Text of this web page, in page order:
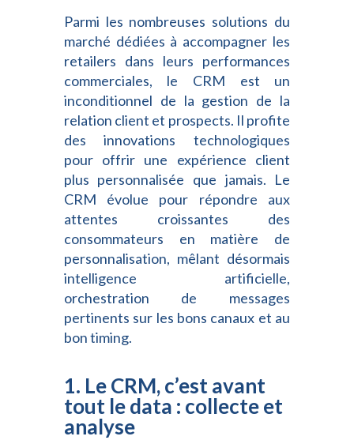
Parmi les nombreuses solutions du
marché dédiées à accompagner les
retailers dans leurs performances
commerciales, le CRM est un
inconditionnel de la gestion de la
relation client et prospects. Il profite
des innovations technologiques
pour offrir une expérience client
plus personnalisée que jamais. Le
CRM évolue pour répondre aux
attentes croissantes des
consommateurs en matière de
personnalisation, mêlant désormais
intelligence artificielle,
orchestration de messages
pertinents sur les bons canaux et au
bon timing.
1. Le CRM, c’est avant
tout le data : collecte et
analyse